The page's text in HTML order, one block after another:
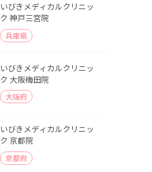
いびきメディカルクリニッ
ク 神戸三宮院
兵庫県
いびきメディカルクリニッ
ク 大阪梅田院
大阪府
いびきメディカルクリニッ
ク 京都院
京都府